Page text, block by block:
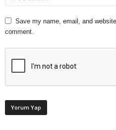
Save my name, email, and
comment.